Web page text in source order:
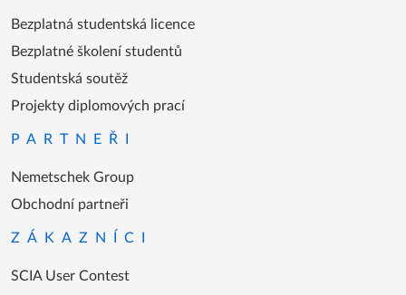
Bezplatná studentská licence
Bezplatné školení studentů
Studentská soutěž
Projekty diplomových prací
PARTNEŘI
Nemetschek Group
Obchodní partneři
ZÁKAZNÍCI
SCIA User Contest